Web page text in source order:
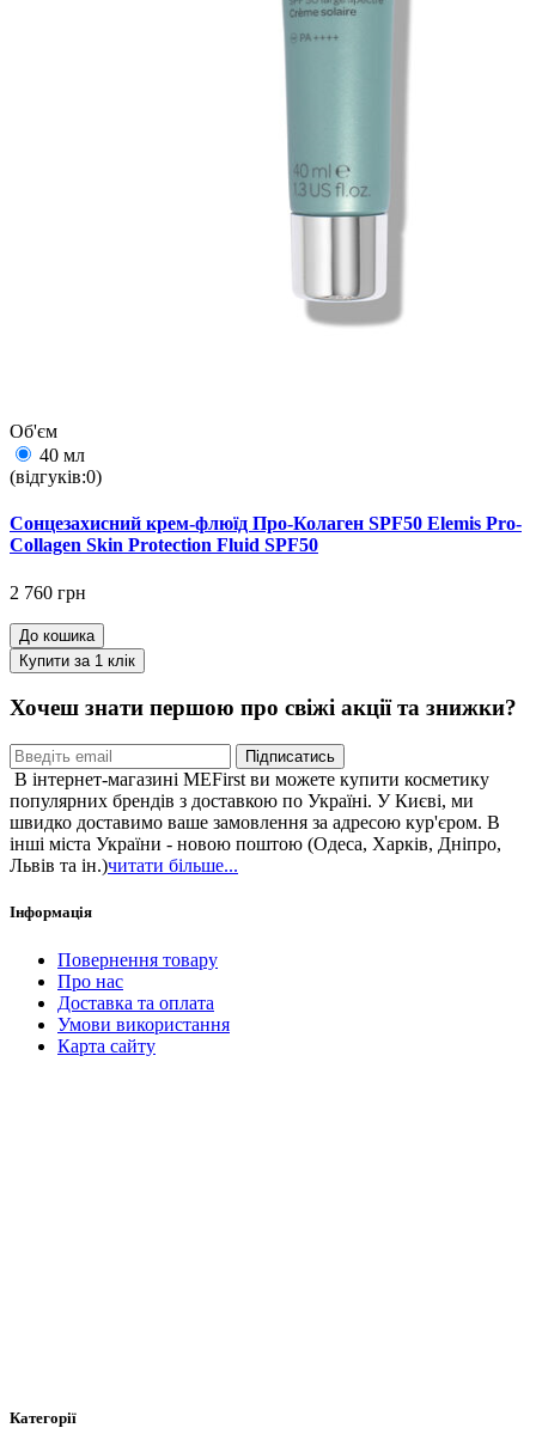
Об'єм
40 мл
(відгуків:0)
Сонцезахисний крем-флюїд Про-Колаген SPF50 Elemis Pro-
Collagen Skin Protection Fluid SPF50
2 760 грн
До кошика
Купити за 1 клiк
Хочеш знати першою про свіжі акції та знижки?
Підписатись
В інтернет-магазині MEFirst ви можете купити косметику
популярних брендів з доставкою по Україні. У Києві, ми
швидко доставимо ваше замовлення за адресою кур'єром. В
інші міста України - новою поштою (Одеса, Харків, Дніпро,
Львів та ін.)читати більше...
Інформація
Повернення товару
Про нас
Доставка та оплата
Умови використання
Карта сайту
Категорії